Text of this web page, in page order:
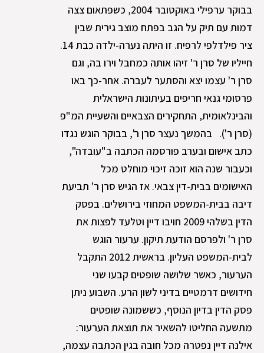
בבוקר ערפילי באוקטובר 2004, כשפתאום צצה
דמות עם תיק על הגב בפתח מוצב גירית שבין
ציר פילדלפי לרפיח. זו היתה נערה-ילדה כבת 14.
חייליו של סרן ר' זיהו אותה כמחבל וירו בה, וגם
סרן ר' עצמו יצא והסתער לעברה. אחר-כך באו
פרסומי גנאי חריפים בעיתונות הישראלית
והבינלאומית, התחקירים הצבאיים והשעיית המ"פ
(סרן ר'). בהמשך נעצר סרן ר', בבוקר הוגש נגדו
כתב אישום ובערב פורסמה הכתבה ב"עובדה",
וכעבור שנה הוא זוכה זיכוי מוחלט מכל
האישומים בבית-דין צבאי. אז הגיש סרן ר' תביעת
דיבה בבית-המשפט המחוזי בירושלים. בפסק
הדין בשלהי 2009 חויבו דיין וטלעד לפצות את
סרן ר' ולפרסם הודעת תיקון. ערעור הוגש
לבית-המשפט העליון. בראשית 2012 התקבל
הערעור, כאשר שלושה שופטים קבעו שני
חידושים דרמטיים בדיני לשון הרע. השבוע ניתן
פסק הדין בדיון הנוסף, כששמונה שופטים
מתשעה החליטו להשאיר את תוצאת הערעור:
אילנה דיין נפטרה מכל חובה בגין הכתבה עצמה,